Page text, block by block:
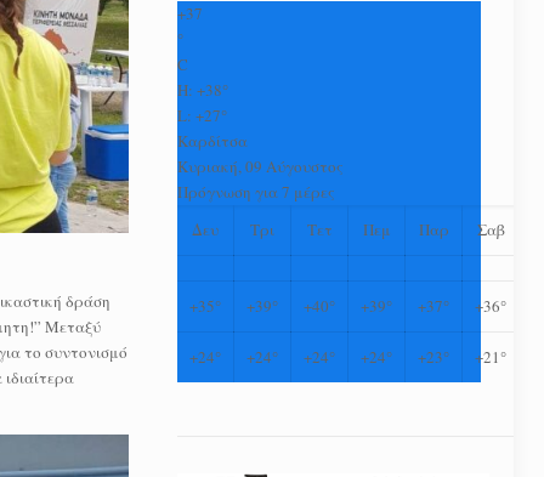
δράση
Μεταξύ
το συντονισμό
+37
°
C
H:+38°
L:+27°
Καρδίτσα
Κυριακή, 09 Αύγουστος
Πρόγνωση για 7 μέρες
Δευ
Τρι Τετ Πεμ Παρ Σαβ
+35° +39° +40° +39° +37° +36°
+24° +24° +24° +24° +23° +21°